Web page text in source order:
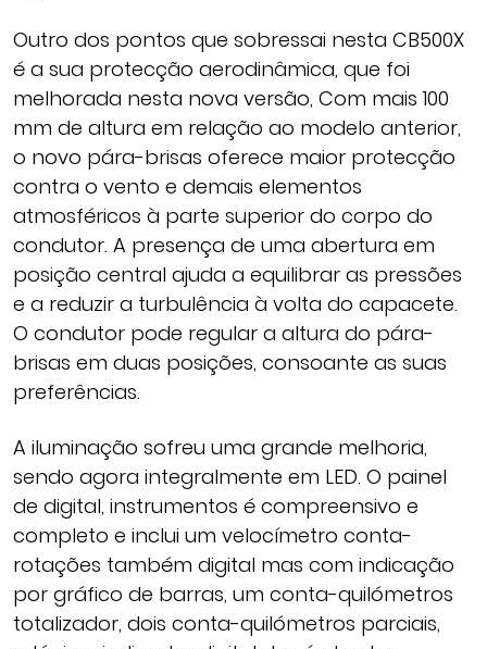
Outro dos pontos que sobressai nesta CB500X
é a sua protecção aerodinâmica, que foi
melhorada nesta nova versão, Com mais 100
mm de altura em relação ao modelo anterior,
o novo pára-brisas oferece maior protecção
contra o vento e demais elementos
atmosféricos à parte superior do corpo do
condutor. A presença de uma abertura em
posição central ajuda a equilibrar as pressões
e a reduzir a turbulência à volta do capacete.
O condutor pode regular a altura do pára-
brisas em duas posições, consoante as suas
preferências.
A iluminação sofreu uma grande melhoria,
sendo agora integralmente em LED. O painel
de digital, instrumentos é compreensivo e
completo e inclui um velocímetro conta-
rotações também digital mas com indicação
por gráfico de barras, um conta-quilómetros
totalizador, dois conta-quilómetros parciais,